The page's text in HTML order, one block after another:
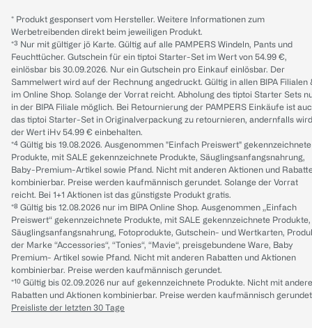
* Produkt gesponsert vom Hersteller. Weitere Informationen zum
Werbetreibenden direkt beim jeweiligen Produkt.
*³ Nur mit gültiger jö Karte. Gültig auf alle PAMPERS Windeln, Pants und
Feuchttücher. Gutschein für ein tiptoi Starter-Set im Wert von 54.99 €,
einlösbar bis 30.09.2026. Nur ein Gutschein pro Einkauf einlösbar. Der
Sammelwert wird auf der Rechnung angedruckt. Gültig in allen BIPA Filialen
im Online Shop. Solange der Vorrat reicht. Abholung des tiptoi Starter Sets
in der BIPA Filiale möglich. Bei Retournierung der PAMPERS Einkäufe ist
das tiptoi Starter-Set in Originalverpackung zu retournieren, andernfalls wird
der Wert iHv 54.99 € einbehalten.
*⁴ Gültig bis 19.08.2026. Ausgenommen "Einfach Preiswert" gekennzeichnete
Produkte, mit SALE gekennzeichnete Produkte, Säuglingsanfangsnahrung,
Baby-Premium-Artikel sowie Pfand. Nicht mit anderen Aktionen und
kombinierbar. Preise werden kaufmännisch gerundet. Solange der Vorrat
reicht. Bei 1+1 Aktionen ist das günstigste Produkt gratis.
*⁸ Gültig bis 12.08.2026 nur im BIPA Online Shop. Ausgenommen „Einfach
Preiswert“ gekennzeichnete Produkte, mit SALE gekennzeichnete Produkte,
Säuglingsanfangsnahrung, Fotoprodukte, Gutschein- und Wertkarten,
der Marke “Accessories“, “Tonies“, “Mavie“, preisgebundene Ware, Baby
Premium- Artikel sowie Pfand. Nicht mit anderen Rabatten und Aktionen
kombinierbar. Preise werden kaufmännisch gerundet.
*¹⁰ Gültig bis 02.09.2026 nur auf gekennzeichnete Produkte. Nicht mit
Rabatten und Aktionen kombinierbar. Preise werden kaufmännisch
Preisliste der letzten 30 Tage